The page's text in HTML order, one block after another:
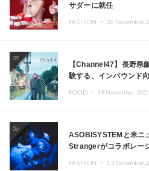
サダーに就任
FASHION ・
05
【Channel47】長野県
験する、インバウンド
FOOD ・
06
ASOBISYSTEMと米ニ
Strangerがコラボレー
FASHION ・